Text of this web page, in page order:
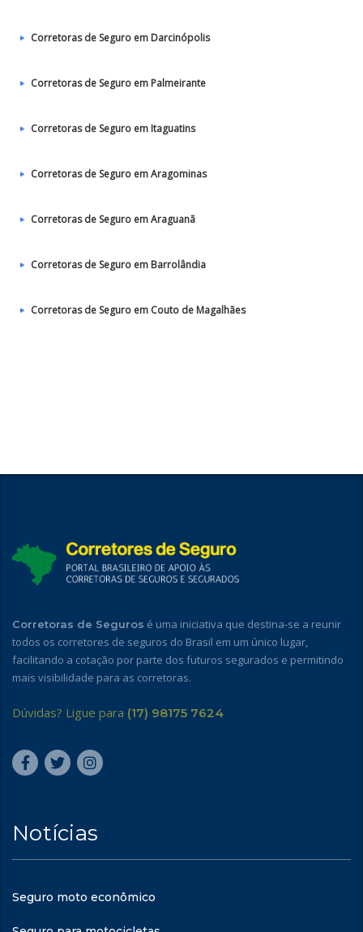
Corretoras de Seguro em Darcinópolis
Corretoras de Seguro em Palmeirante
Corretoras de Seguro em Itaguatins
Corretoras de Seguro em Aragominas
Corretoras de Seguro em Araguanã
Corretoras de Seguro em Barrolândia
Corretoras de Seguro em Couto de Magalhães
Corretoras de Seguros é uma iniciativa que destina-se a reunir
todos os corretores de seguros do Brasil em um único lugar,
facilitando a cotação por parte dos futuros segurados e permitindo
mais visibilidade para as corretoras.
Dúvidas? Ligue para (17) 98175 7624
Notícias
Seguro moto econômico